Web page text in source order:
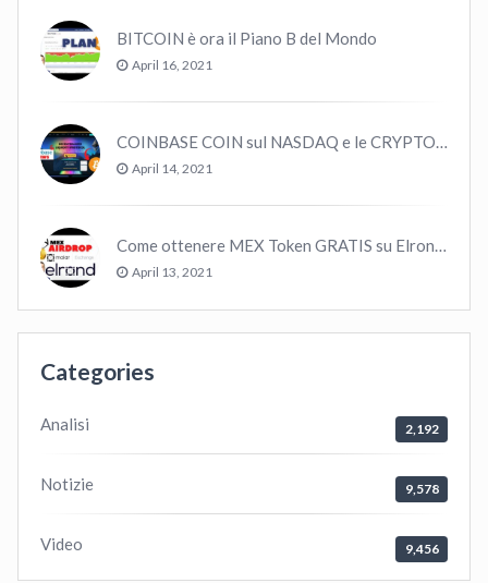
BITCOIN è ora il Piano B del Mondo
April 16, 2021
COINBASE COIN sul NASDAQ e le CRYPTO volano!
April 14, 2021
Come ottenere MEX Token GRATIS su Elrond ?
April 13, 2021
Categories
Analisi 2,192
Notizie 9,578
Video 9,456